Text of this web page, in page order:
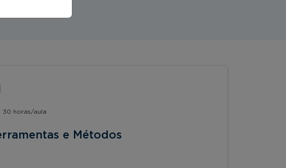
30 horas/aula
e Métodos